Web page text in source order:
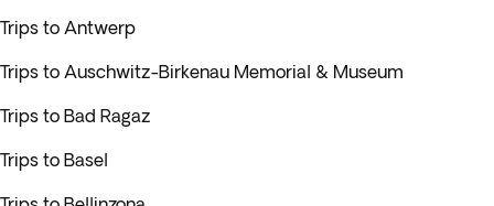
Trips to Antwerp
Trips to Auschwitz-Birkenau Memorial & Museum
Trips to Bad Ragaz
Trips to Basel